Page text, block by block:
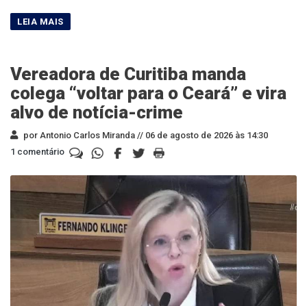
Vereadora de Curitiba manda
colega “voltar para o Ceará” e vira
alvo de notícia-crime
por Antonio Carlos Miranda // 06 de agosto de 2026 às 14:30
1 comentário